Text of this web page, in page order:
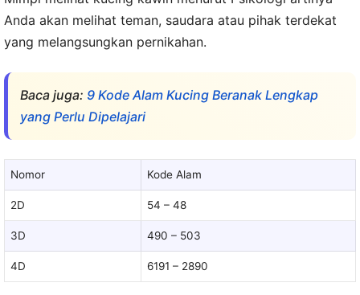
Anda akan melihat teman, saudara atau pihak terdekat
yang melangsungkan pernikahan.
Baca juga: 9 Kode Alam Kucing Beranak Lengkap
yang Perlu Dipelajari
Nomor Kode Alam
2D 54 – 48
3D 490 – 503
4D 6191 – 2890